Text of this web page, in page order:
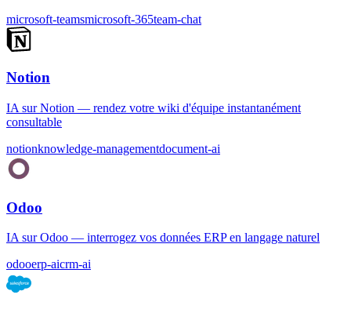
microsoft-teamsmicrosoft-365team-chat
Notion
IA sur Notion — rendez votre wiki d'équipe instantanément
consultable
notionknowledge-managementdocument-ai
Odoo
IA sur Odoo — interrogez vos données ERP en langage naturel
odooerp-aicrm-ai